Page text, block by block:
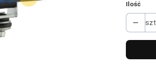
Ilość
szt.